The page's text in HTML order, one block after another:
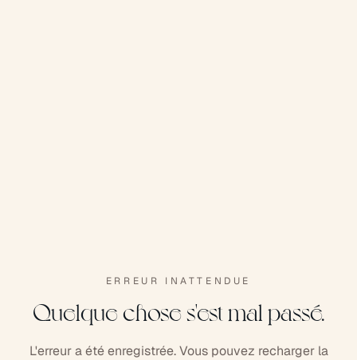
ERREUR INATTENDUE
Quelque chose s'est mal passé.
L'erreur a été enregistrée. Vous pouvez recharger la